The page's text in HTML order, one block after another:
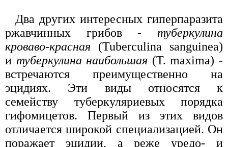
Два других интересных гиперпаразита
ржавчинных грибов - туберкулина
кроваво-красная (Tuberculina sanguinea)
и туберкулина наибольшая (Т. maxima) -
встречаются преимущественно на
эцидиях. Эти виды относятся к
семейству туберкуляриевых порядка
гифомицетов. Первый из этих видов
отличается широкой специализацией. Он
поражает эцидии, а реже уредо- и